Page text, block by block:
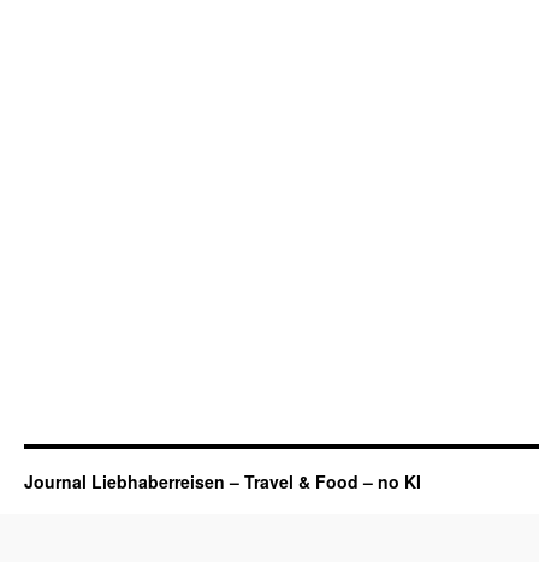
Journal Liebhaberreisen – Travel & Food – no KI